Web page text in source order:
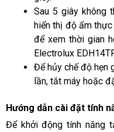
Sau 5 giây không
hiển thị độ ẩm
để xem thời gian
Electrolux
Để hủy chế độ hẹn
lần, tắt máy hoặc
Hướng dẫn cài đặt tính
Để khởi động tính năng